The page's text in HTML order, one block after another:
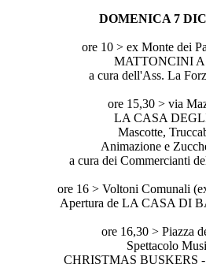
DOMENICA 7
ore 10 > ex Monte dei
MATTONCINI
a cura dell'Ass. La
ore 15,30 > via
LA CASA
Mascotte,
Animazione e
a cura dei Commercianti
ore 16 > Voltoni Comunali
Apertura de LA CASA DI
ore 16,30 > Piazza
Spettacolo
CHRISTMAS BUSKERS